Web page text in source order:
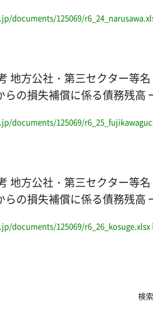
documents/125069/
地方公社・第三セクター等
らの損失補償に係る債務残高
documents/125069/
地方公社・第三セクター等
らの損失補償に係る債務残高
documents/125069/r6_26_kosuge.xlsx
検